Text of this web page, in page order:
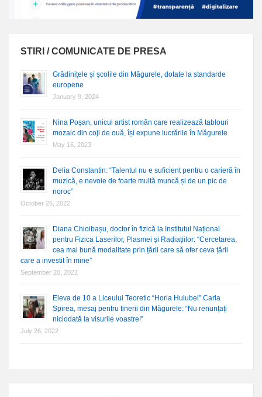
STIRI / COMUNICATE DE PRESA
Grădinițele și școlile din Măgurele, dotate la standarde
europene
January 9, 2024
Nina Poșan, unicul artist român care realizează tablouri
mozaic din coji de ouă, își expune lucrările în Măgurele
May 16, 2023
Delia Constantin: “Talentul nu e suficient pentru o carieră în
muzică, e nevoie de foarte multă muncă și de un pic de
noroc”
October 26, 2022
Diana Chioibașu, doctor în fizică la Institutul Național
pentru Fizica Laserilor, Plasmei și Radiațiilor: “Cercetarea,
cea mai bună modalitate prin țării care să ofer ceva țării
care a investit în mine”
September 20, 2022
Eleva de 10 a Liceului Teoretic “Horia Hulubei” Carla
Spirea, mesaj pentru tinerii din Măgurele: “Nu renunțați
niciodată la visurile voastre!”
July 26, 2022